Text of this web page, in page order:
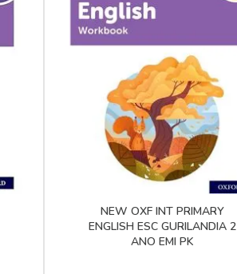
NEW OXF INT PRIMARY
ENGLISH ESC GURILANDIA 2
ANO EMI PK